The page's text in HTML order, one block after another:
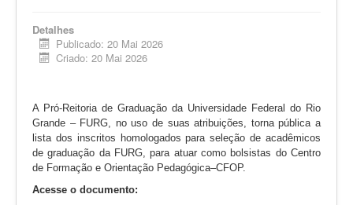
Detalhes
Publicado: 20 Mai 2026
Criado: 20 Mai 2026
A Pró-Reitoria de Graduação da Universidade Federal do Rio
Grande – FURG, no uso de suas atribuições, torna pública a
lista dos inscritos homologados para seleção de acadêmicos
de graduação da FURG, para atuar como bolsistas do Centro
de Formação e Orientação Pedagógica–CFOP.
Acesse o documento: